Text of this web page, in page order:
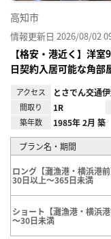
高知市
情報更新日 2026/08/02
【格安・港近く】洋
日契約入居可能な角部
アクセス とさでん交通
間取り 1R
築年数 1985年 2月 築
プラン名・期間
ロング【灘漁港・横浜港前
30日以上～365日未満
ショート【灘漁港・横浜港
～30日未満